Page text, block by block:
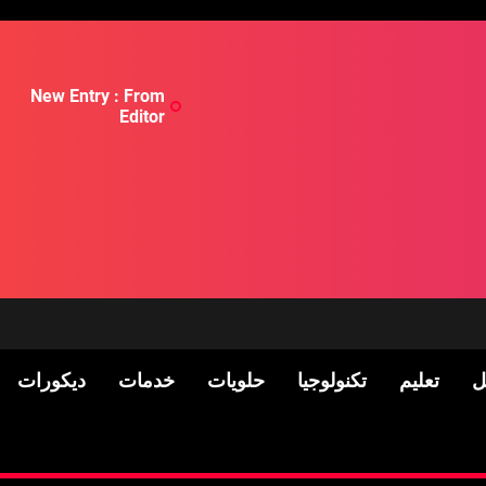
New Entry : From
Editor
تعليم تكنولوجيا حلويات خدمات ديكورات